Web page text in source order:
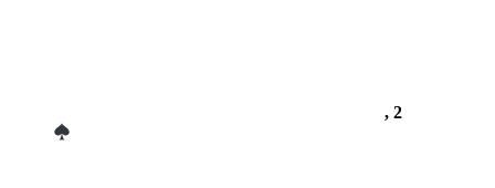
, 2